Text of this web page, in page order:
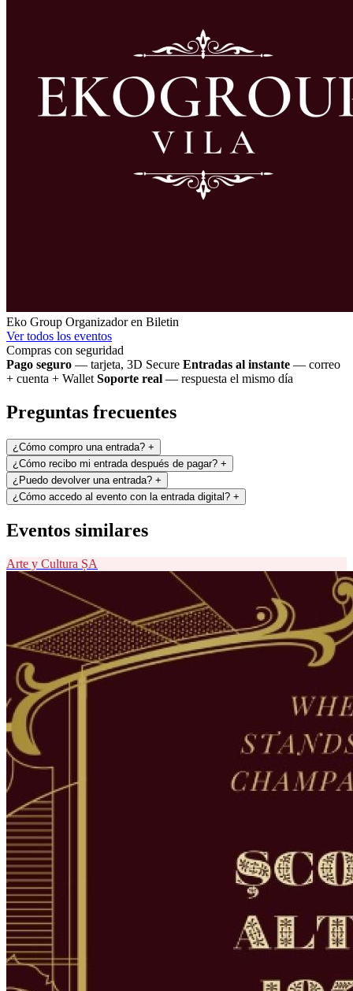
Eko Group Organizador en Biletin
Ver todos los eventos
Compras con seguridad
Pago seguro — tarjeta, 3D Secure Entradas al instante — correo
+ cuenta + Wallet Soporte real — respuesta el mismo día
Preguntas frecuentes
¿Cómo compro una entrada? +
¿Cómo recibo mi entrada después de pagar? +
¿Puedo devolver una entrada? +
¿Cómo accedo al evento con la entrada digital? +
Eventos similares
Arte y Cultura ȘA